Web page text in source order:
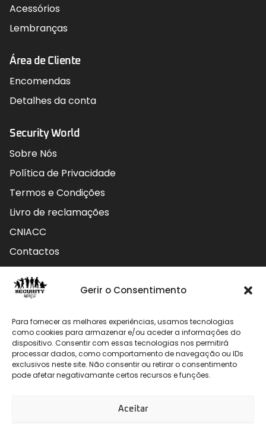
Gerir o Consentimento
Para fornecer as melhores experiências, usamos tecnologias
como cookies para armazenar e/ou aceder a informações do
dispositivo. Consentir com essas tecnologias nos permitirá
processar dados, como comportamento de navegação ou IDs
exclusivos neste site. Não consentir ou retirar o consentimento
pode afetar negativamante certos recursos e funções.
Aceitar
Acessórios
Lembranças
Área de Cliente
Encomendas
Detalhes da conta
Security World
Sobre Nós
Política de Privacidade
Termos e Condições
Livro de reclamações
CNIACC
Contactos
Contactos
912 009 740 (Chamada para rede móvel nacional)
geral@securityworld.pt